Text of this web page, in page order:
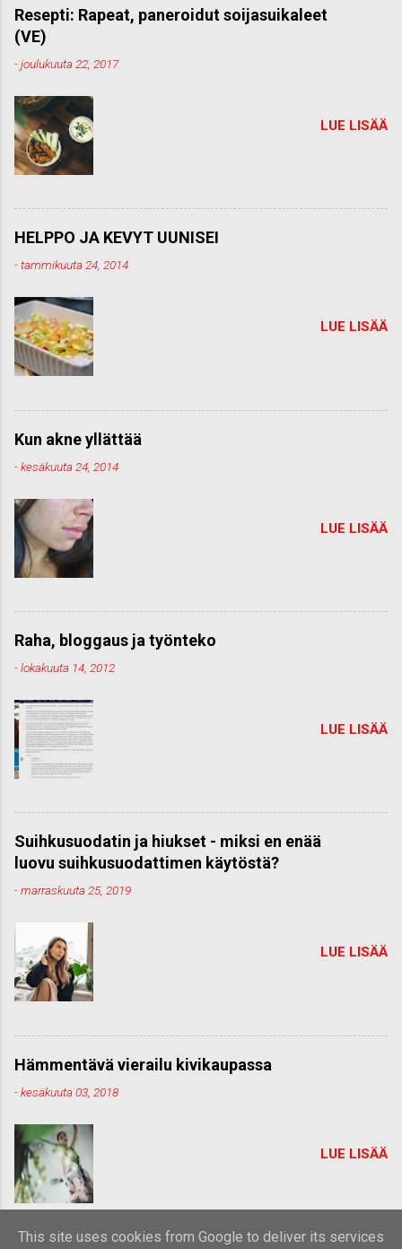
m
e
n
t
Resepti: Rapeat, paneroidut soijasuikaleet
(VE)
-joulukuuta 22, 2017
LUE LISÄÄ
HELPPO JA KEVYT UUNISEI
-tammikuuta 24, 2014
LUE LISÄÄ
Kun akne yllättää
-kesäkuuta 24, 2014
LUE LISÄÄ
Raha, bloggaus ja työnteko
-lokakuuta 14, 2012
LUE LISÄÄ
Suihkusuodatin ja hiukset - miksi en enää
luovu suihkusuodattimen käytöstä?
-marraskuuta 25, 2019
LUE LISÄÄ
Hämmentävä vierailu kivikaupassa
-kesäkuuta 03, 2018
LUE LISÄÄ
This site uses cookies from Google to deliver its services